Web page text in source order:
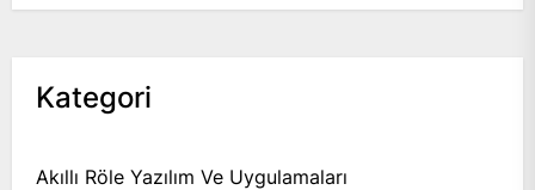
Kategori
Akıllı Röle Yazılım Ve Uygulamaları